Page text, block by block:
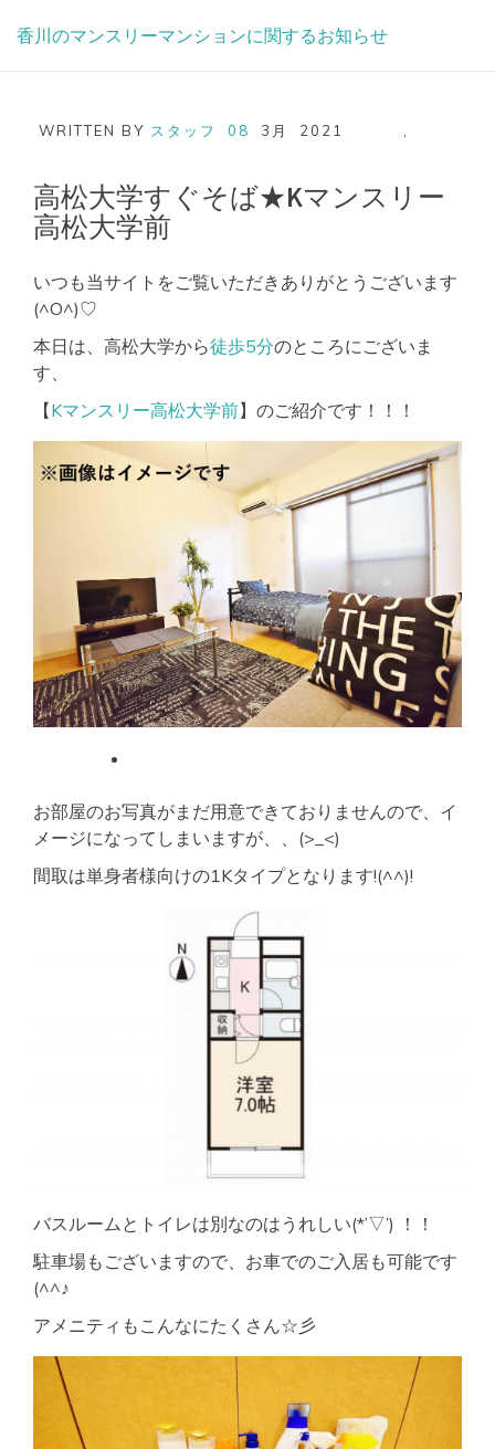
香川のマンスリーマンションに関するお知らせ
WRITTEN BY スタッフ 08 3月 2021
高松大学すぐそば★Kマンスリー
高松大学前
いつも当サイトをご覧いただきありがとうございます
(^O^)♡
本日は、高松大学から徒歩5分のところにございま
す、
【Kマンスリー高松大学前】のご紹介です！！！
お部屋のお写真がまだ用意できておりませんので、イ
メージになってしまいますが、、(>_<)
間取は単身者様向けの1Kタイプとなります!(^^)!
バスルームとトイレは別なのはうれしい(*’▽’) ！！
駐車場もございますので、お車でのご入居も可能です
(^^♪
アメニティもこんなにたくさん☆彡